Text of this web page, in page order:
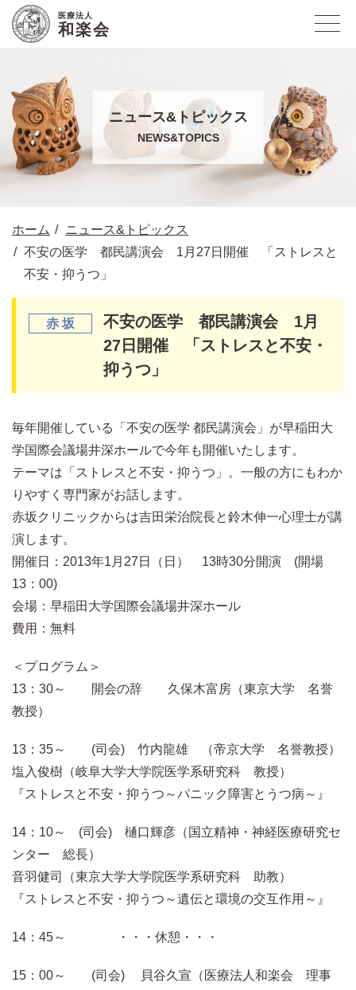
医療法人
和楽会
ニュース&トピックス
NEWS&TOPICS
ホーム
ニュース&トピックス
不安の医学 都民講演会 1月27日開催 「ストレスと
不安・抑うつ」
不安の医学 都民講演会 1月
27日開催 「ストレスと不安・
抑うつ」
毎年開催している「不安の医学 都民講演会」が早稲田大
学国際会議場井深ホールで今年も開催いたします。
テーマは「ストレスと不安・抑うつ」。一般の方にもわか
りやすく専門家がお話します。
赤坂クリニックからは吉田栄治院長と鈴木伸一心理士が講
演します。
開催日：2013年1月27日（日） 13時30分開演 (開場
13：00)
会場：早稲田大学国際会議場井深ホール
費用：無料
＜プログラム＞
13：30～ 開会の辞 久保木富房（東京大学 名誉
教授）
13：35～ (司会) 竹内龍雄 （帝京大学 名誉教授）
塩入俊樹（岐阜大学大学院医学系研究科 教授）
『ストレスと不安・抑うつ～パニック障害とうつ病～』
14：10～ (司会) 樋口輝彦（国立精神・神経医療研究セ
ンター 総長）
音羽健司（東京大学大学院医学系研究科 助教）
『ストレスと不安・抑うつ～遺伝と環境の交互作用～』
14：45～ ・・・休憩・・・
15：00～ (司会) 貝谷久宣（医療法人和楽会 理事